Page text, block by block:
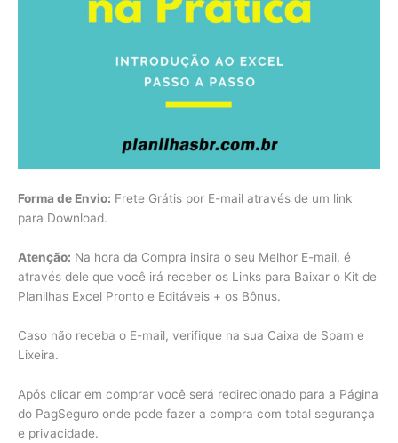
Forma de Envio: Frete Grátis por E-mail através de um link
para Download.
Atenção: Na hora da Compra insira o seu Melhor E-mail, é
através dele que você irá receber os Links para Baixar o Kit de
Planilhas Excel Pronto e Editáveis + os Bônus.
Caso não receba o E-mail, verifique na sua Caixa de Spam e
Lixeira.
Após clicar em comprar você será redirecionado para a Página
do PagSeguro onde pode fazer a compra com total segurança
e privacidade.